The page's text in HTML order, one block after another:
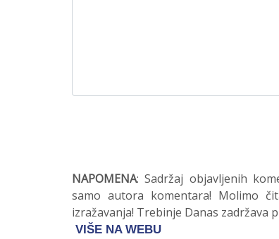
NAPOMENA: Sadržaj objavljenih
samo autora komentara! Molimo
izražavanja! Trebinje Danas zadržava